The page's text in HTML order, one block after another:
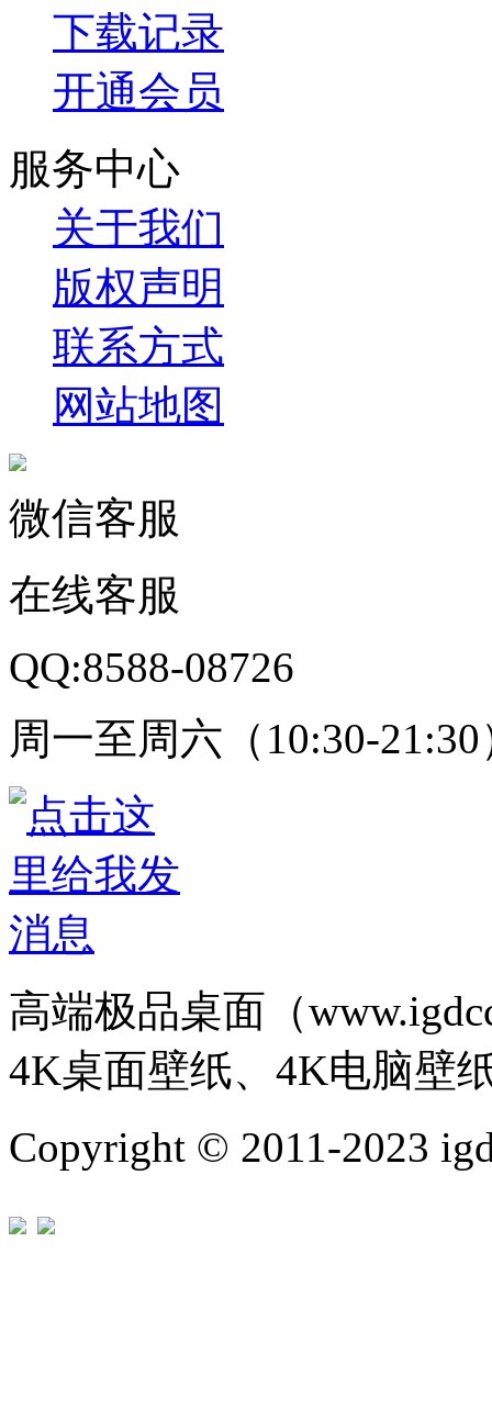
下载记录
开通会员
服务中心
关于我们
版权声明
联系方式
网站地图
微信客服
在线客服
QQ:8588-08726
周一至周六（10:30-21:30
高端极品桌面（
4K桌面壁纸、4K电脑壁
Copyright © 2011-2023